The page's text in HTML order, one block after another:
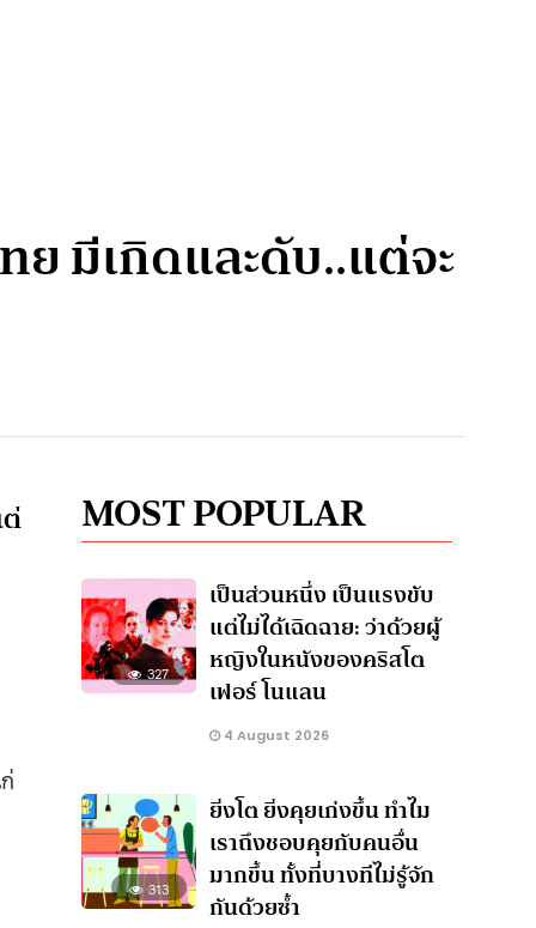
ย มีเกิดและดับ..แต่จะ
MOST POPULAR
327
เป็นส่วนหนึ่ง เป็นแรงขับ
แต่ไม่ได้เฉิดฉาย: ว่าด้วยผู้
หญิงในหนังของคริสโต
เฟอร์ โนแลน
4 August 2026
313
ยิ่งโต ยิ่งคุยเก่งขึ้น ทำไม
เราถึงชอบคุยกับคนอื่น
มากขึ้น ทั้งที่บางทีไม่รู้จัก
กันด้วยซ้ำ